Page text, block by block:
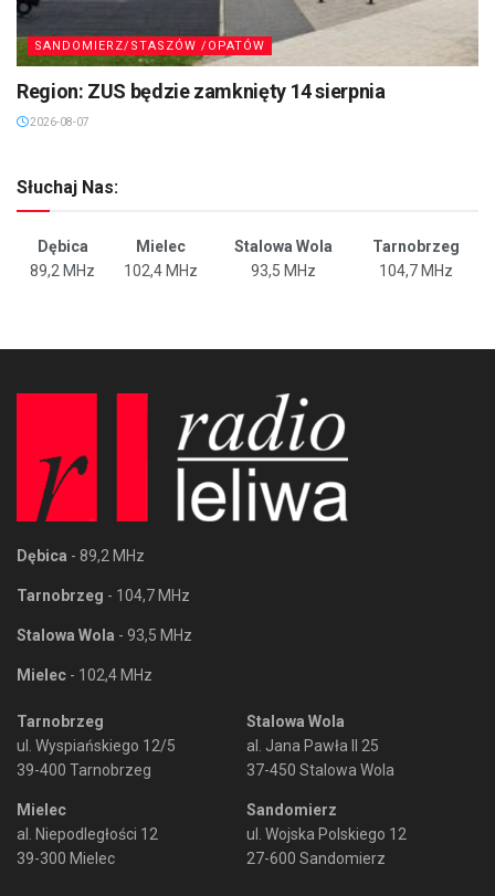
SANDOMIERZ/STASZÓW /OPATÓW
Region: ZUS będzie zamknięty 14 sierpnia
2026-08-07
Słuchaj Nas:
Dębica Mielec Stalowa Wola
Tarnobrzeg
89,2 MHz
102,4 MHz 93,5 MHz 104,7 MHz
Dębica - 89,2 MHz
Tarnobrzeg - 104,7 MHz
Stalowa Wola - 93,5 MHz
Mielec - 102,4 MHz
Tarnobrzeg
ul. Wyspiańskiego 12/5
39-400 Tarnobrzeg
Mielec
al. Niepodległości 12
39-300 Mielec
Stalowa Wola
al. Jana Pawła II 25
37-450 Stalowa Wola
Sandomierz
ul. Wojska Polskiego 12
27-600 Sandomierz